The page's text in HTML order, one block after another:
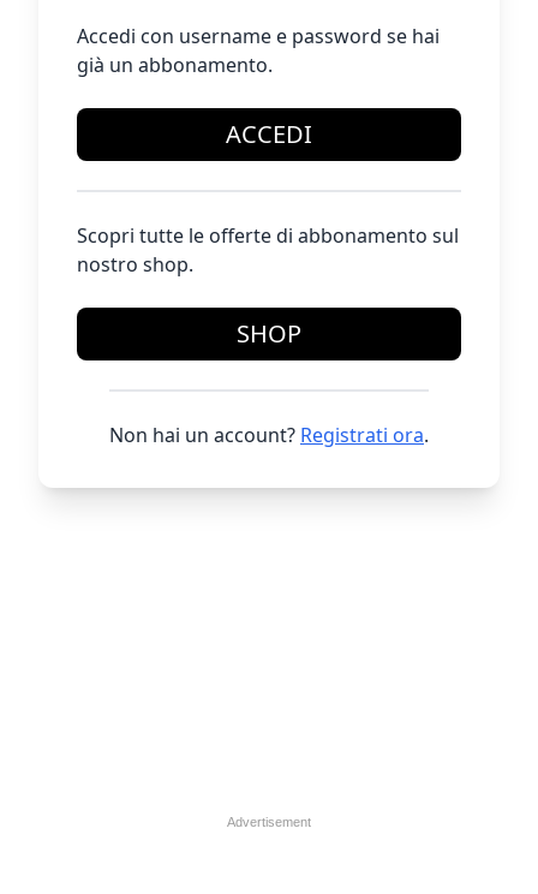
Accedi con username e password se hai
già un abbonamento.
ACCEDI
Scopri tutte le offerte di abbonamento sul
nostro shop.
SHOP
Non hai un account? Registrati ora.